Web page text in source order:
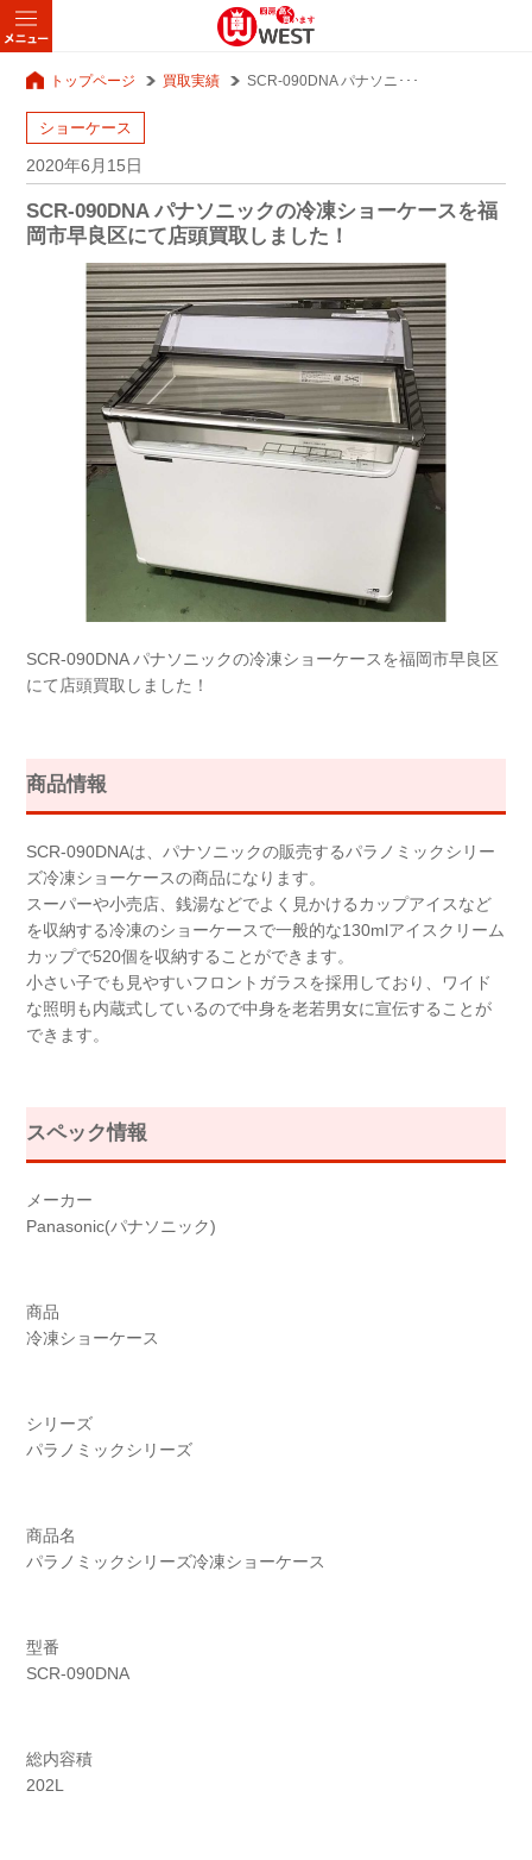
トップページ 買取実績 SCR-090DNA パナソニ･･･
ショーケース
2020年6月15日
SCR-090DNA パナソニックの冷凍ショーケースを福
岡市早良区にて店頭買取しました！
SCR-090DNA パナソニックの冷凍ショーケースを福岡市早良区
にて店頭買取しました！
商品情報
SCR-090DNAは、パナソニックの販売するパラノミックシリー
ズ冷凍ショーケースの商品になります。
スーパーや小売店、銭湯などでよく見かけるカップアイスなど
を収納する冷凍のショーケースで一般的な130mlアイスクリーム
カップで520個を収納することができます。
小さい子でも見やすいフロントガラスを採用しており、ワイド
な照明も内蔵式しているので中身を老若男女に宣伝することが
できます。
スペック情報
メーカー
Panasonic(パナソニック)
商品
冷凍ショーケース
シリーズ
パラノミックシリーズ
商品名
パラノミックシリーズ冷凍ショーケース
型番
SCR-090DNA
総内容積
202L